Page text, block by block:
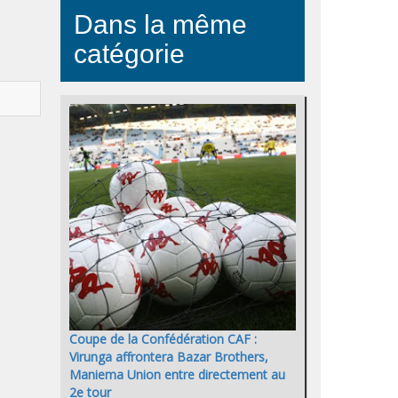
Dans la même
catégorie
Coupe de la Confédération CAF :
Virunga affrontera Bazar Brothers,
Maniema Union entre directement au
2e tour